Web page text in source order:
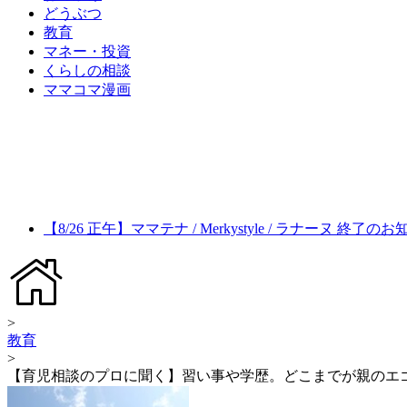
どうぶつ
教育
マネー・投資
くらしの相談
ママコマ漫画
【8/26 正午】ママテナ / Merkystyle / ラナーヌ 終了のお
>
教育
>
【育児相談のプロに聞く】習い事や学歴。どこまでが親のエ